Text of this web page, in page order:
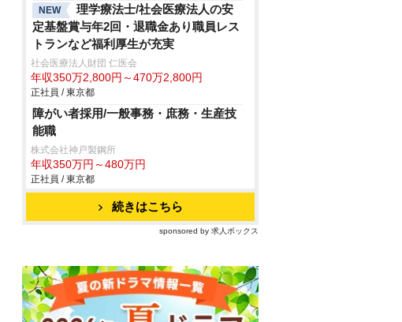
NEW
理学療法士/社会医療法人の安
定基盤賞与年2回・退職金あり職員レス
トランなど福利厚生が充実
社会医療法人財団 仁医会
年収350万2,800円～470万2,800円
正社員 / 東京都
障がい者採用/一般事務・庶務・生産技
能職
株式会社神戸製鋼所
年収350万円～480万円
正社員 / 東京都
続きはこちら
sponsored by 求人ボックス